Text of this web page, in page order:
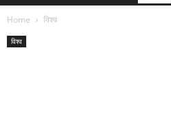
Home विश्व
विश्व